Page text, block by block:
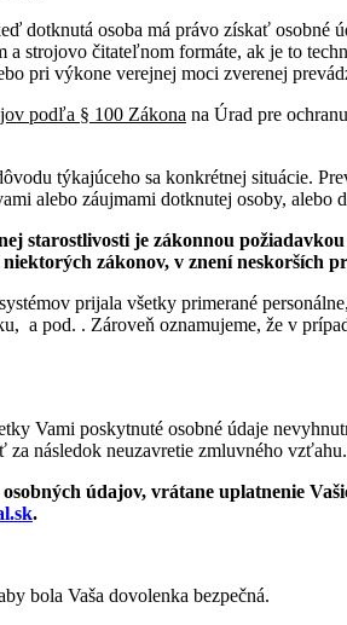
dotknutá osoba má právo získať osobné
strojovo čitateľnom formáte, ak je to
pri výkone verejnej moci zverenej
podľa § 100 Zákona na Úrad pre
týkajúceho sa konkrétnej situácie.
alebo záujmami dotknutej osoby, alebo
starostlivosti je zákonnou
zákonov, v znení neskorších
prijala všetky primerané
a pod. . Zároveň oznamujeme, že v
Vami poskytnuté osobné údaje
následok neuzavretie zmluvného vzťahu.
údajov, vrátane uplatnenie
.
bola Vaša dovolenka bezpečná.